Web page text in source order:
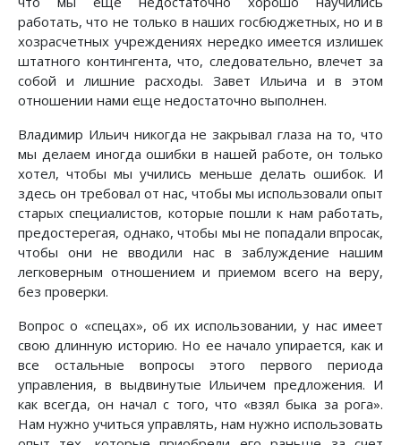
работать, что не только в наших госбюджетных, но и в
хозрасчетных учреждениях нередко имеется излишек
штатного контингента, что, следовательно, влечет за
собой и лишние расходы. Завет Ильича и в этом
отношении нами еще недостаточно выполнен.
Владимир Ильич никогда не закрывал глаза на то, что
мы делаем иногда ошибки в нашей работе, он только
хотел, чтобы мы учились меньше делать ошибок. И
здесь он требовал от нас, чтобы мы использовали опыт
старых специалистов, которые пошли к нам работать,
предостерегая, однако, чтобы мы не попадали впросак,
чтобы они не вводили нас в заблуждение нашим
легковерным отношением и приемом всего на веру,
без проверки.
Вопрос о «спецах», об их использовании, у нас имеет
свою длинную историю. Но ее начало упирается, как и
все остальные вопросы этого первого периода
управления, в выдвинутые Ильичем предложения. И
как всегда, он начал с того, что «взял быка за рога».
Нам нужно учиться управлять, нам нужно использовать